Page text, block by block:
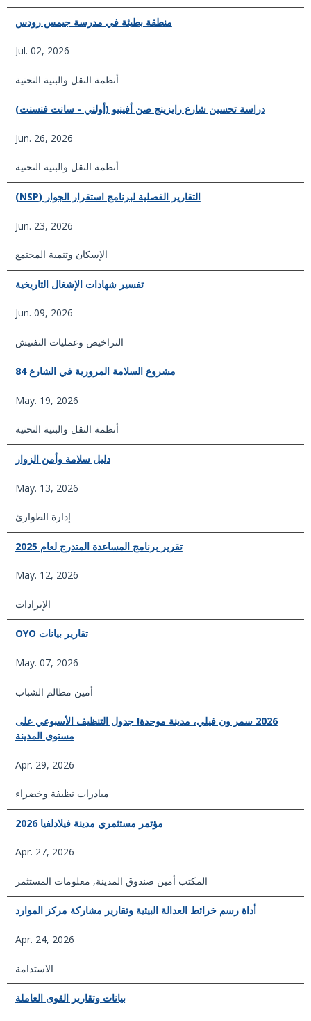
منطقة بطيئة في مدرسة جيمس رودس
Jul. 02, 2026
أنظمة النقل والبنية التحتية
دراسة تحسين شارع رايزينج صن أفينيو (أولني - سانت فنسنت)
Jun. 26, 2026
أنظمة النقل والبنية التحتية
التقارير الفصلية لبرنامج استقرار الجوار (NSP)
Jun. 23, 2026
الإسكان وتنمية المجتمع
تفسير شهادات الإشغال التاريخية
Jun. 09, 2026
التراخيص وعمليات التفتيش
مشروع السلامة المرورية في الشارع 84
May. 19, 2026
أنظمة النقل والبنية التحتية
دليل سلامة وأمن الزوار
May. 13, 2026
إدارة الطوارئ
تقرير برنامج المساعدة المتدرج لعام 2025
May. 12, 2026
الإيرادات
تقارير بيانات OYO
May. 07, 2026
أمين مظالم الشباب
2026 سمر ون فيلي، مدينة موحدة! جدول التنظيف الأسبوعي على
مستوى المدينة
Apr. 29, 2026
مبادرات نظيفة وخضراء
مؤتمر مستثمري مدينة فيلادلفيا 2026
Apr. 27, 2026
المكتب أمين صندوق المدينة,معلومات المستثمر
أداة رسم خرائط العدالة البيئية وتقارير مشاركة مركز الموارد
Apr. 24, 2026
الاستدامة
بيانات وتقارير القوى العاملة